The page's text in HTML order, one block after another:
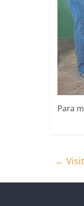
Para
←